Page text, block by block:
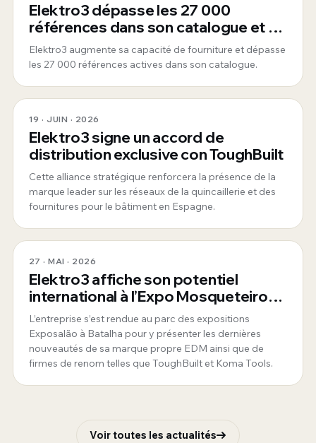
Elektro3 dépasse les 27 000
références dans son catalogue et se
consolide comme fournisseur global
360°
Elektro3 augmente sa capacité de fourniture et dépasse
les 27 000 références actives dans son catalogue.
19 · JUIN · 2026
Elektro3 signe un accord de
distribution exclusive con ToughBuilt
Cette alliance stratégique renforcera la présence de la
marque leader sur les réseaux de la quincaillerie et des
fournitures pour le bâtiment en Espagne.
27 · MAI · 2026
Elektro3 affiche son potentiel
international à l’Expo Mosqueteiros
au Portugal
L’entreprise s’est rendue au parc des expositions
Exposalão à Batalha pour y présenter les dernières
nouveautés de sa marque propre EDM ainsi que de
firmes de renom telles que ToughBuilt et Koma Tools.
Voir toutes les actualités